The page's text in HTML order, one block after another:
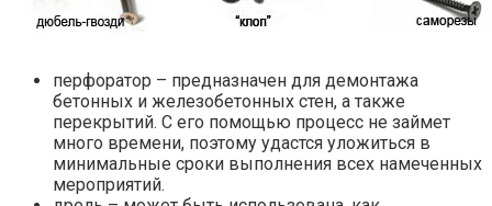
перфоратор – предназначен для демонтажа
бетонных и железобетонных стен, а также
перекрытий. С его помощью процесс не займет
много времени, поэтому удастся уложиться в
минимальные сроки выполнения всех намеченных
мероприятий.